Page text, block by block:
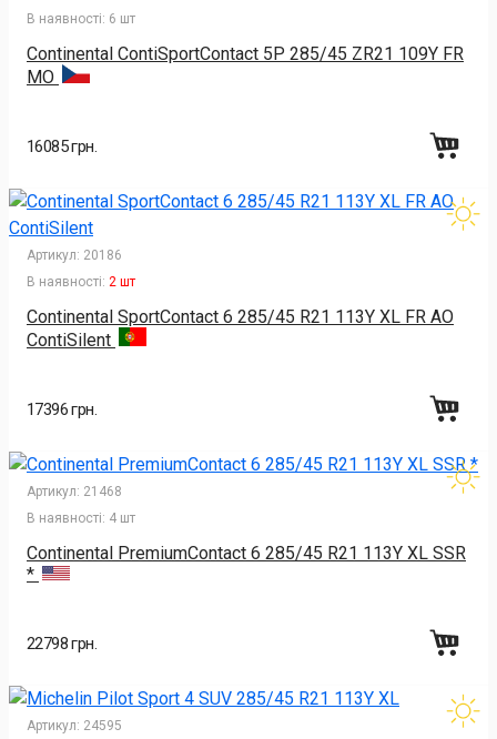
В наявності: 6 шт
Continental ContiSportContact 5P 285/45 ZR21 109Y FR
MO
16085 грн.
Артикул: 20186
В наявності: 2 шт
Continental SportContact 6 285/45 R21 113Y XL FR AO
ContiSilent
17396 грн.
Артикул: 21468
В наявності: 4 шт
Continental PremiumContact 6 285/45 R21 113Y XL SSR
*
22798 грн.
Артикул: 24595